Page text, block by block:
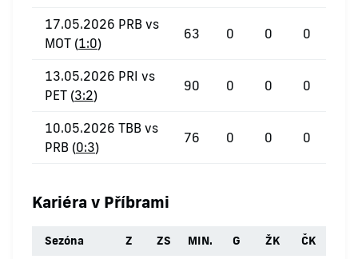
17.05.2026 PRB vs
MOT (1:0)
63 0 0 0
13.05.2026 PRI vs
PET (3:2)
90 0 0 0
10.05.2026 TBB vs
PRB (0:3)
76 0 0 0
Kariéra v Příbrami
Sezóna Z ZS MIN. G ŽK ČK